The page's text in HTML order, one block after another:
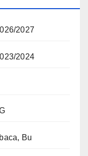
2027
2024
Bu